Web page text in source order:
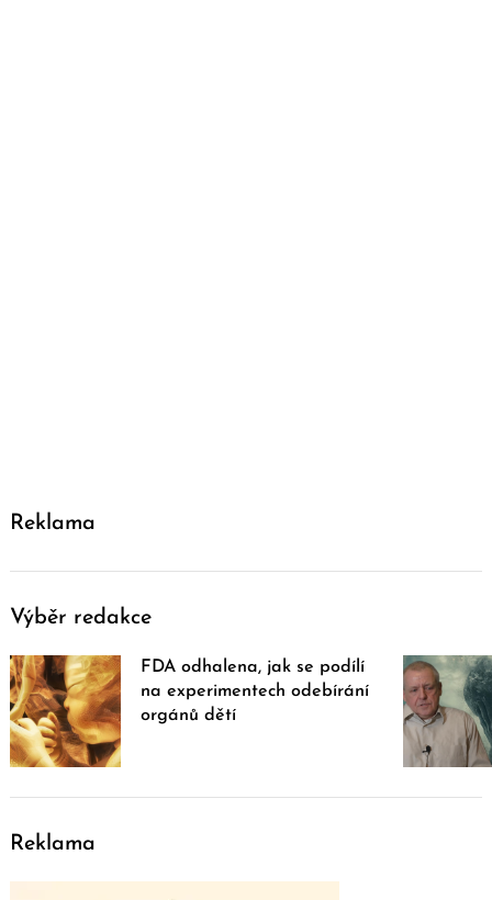
Reklama
Výběr redakce
FDA odhalena, jak se podílí
na experimentech odebírání
orgánů dětí
Reklama